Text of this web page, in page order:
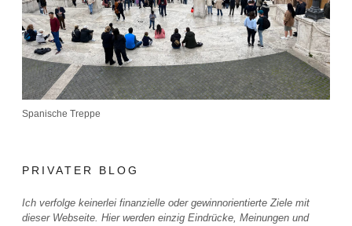
Spanische Treppe
PRIVATER BLOG
Ich verfolge keinerlei finanzielle oder gewinnorientierte Ziele mit
dieser Webseite. Hier werden einzig Eindrücke, Meinungen und